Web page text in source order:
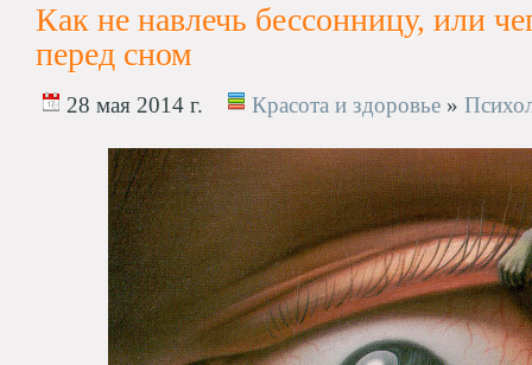
Как не навлечь бессонницу, или
перед сном
28 мая 2014 г. Красота и здоровье »